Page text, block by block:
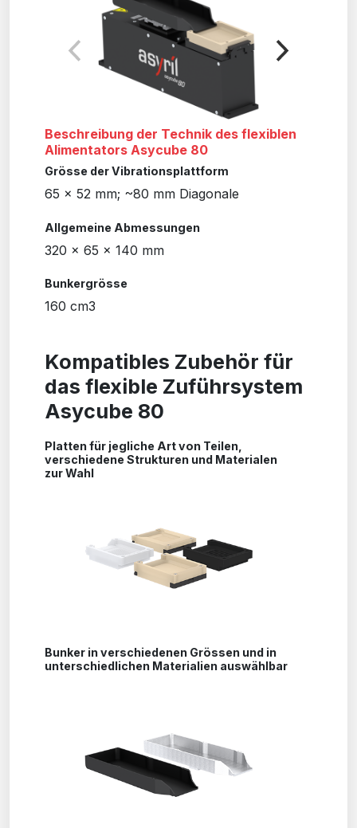
Beschreibung der Technik des flexiblen
Alimentators Asycube 80
Grösse der Vibrationsplattform
65 x 52 mm; ~80 mm Diagonale
Allgemeine Abmessungen
320 x 65 x 140 mm
Bunkergrösse
160 cm3
Kompatibles Zubehör für
das flexible Zuführsystem
Asycube 80
Platten für jegliche Art von Teilen,
verschiedene Strukturen und Materialen
zur Wahl
Bunker in verschiedenen Grössen und in
unterschiedlichen Materialien auswählbar